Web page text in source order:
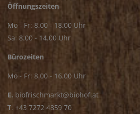
Öffnungszeiten
Mo - Fr: 8.00 - 18.00 Uhr
Sa: 8.00 - 14.00 Uhr
Bürozeiten
Mo - Fr: 8.00 - 16.00 Uhr
E. biofrischmarkt@biohof.at
T. +43 7272 4859 70